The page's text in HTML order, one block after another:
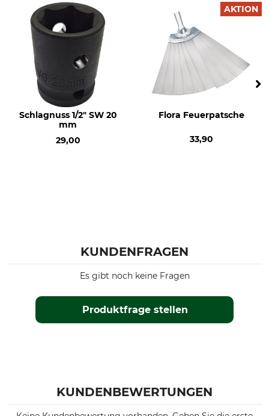
Schlagnuss 1/2" SW 20
mm
29,00
AKTION
Flora Feuerpatsche
33,90
KUNDENFRAGEN
Produktfrage stellen
Es gibt noch keine Fragen
KUNDENBEWERTUNGEN